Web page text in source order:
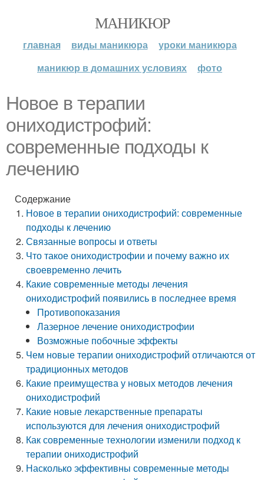
МАНИКЮР
главная виды маникюра
уроки маникюра
маникюр в домашних условиях
фото
Новое в терапии
ониходистрофий:
современные подходы к
лечению
Содержание
Новое в терапии ониходистрофий: современные
подходы к лечению
Связанные вопросы и ответы
Что такое ониходистрофии и почему важно их
своевременно лечить
Какие современные методы лечения
ониходистрофий появились в последнее время
Противопоказания
Лазерное лечение ониходистрофии
Возможные побочные эффекты
Чем новые терапии ониходистрофий отличаются от
традиционных методов
Какие преимущества у новых методов лечения
ониходистрофий
Какие новые лекарственные препараты
используются для лечения ониходистрофий
Как современные технологии изменили подход к
терапии ониходистрофий
Насколько эффективны современные методы